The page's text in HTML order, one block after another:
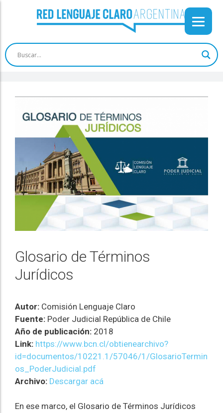
Glosario de Términos
Jurídicos
Autor: Comisión Lenguaje Claro
Fuente: Poder Judicial República de Chile
Año de publicación: 2018
Link: https://www.bcn.cl/obtienearchivo?
id=documentos/10221.1/57046/1/GlosarioTermin
os_PoderJudicial.pdf
Archivo: Descargar acá
En ese marco, el Glosario de Términos Jurídicos